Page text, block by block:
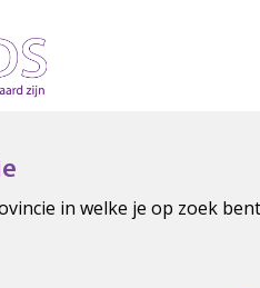
in welke je op zoek